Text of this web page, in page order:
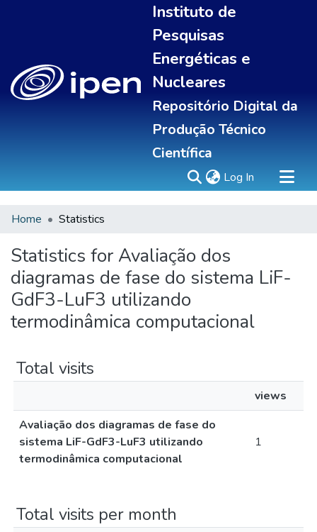
Instituto de
Pesquisas
Energéticas e
Nucleares
Repositório Digital da
Produção Técnico
Científica
Log In (current)
Sobre
Portal do pesquisador
Communities & Collections
All of DSpace
Statistics
Home Statistics
Statistics for Avaliação dos
diagramas de fase do sistema LiF-
GdF3-LuF3 utilizando
termodinâmica computacional
Total visits
views
Avaliação dos diagramas de fase do
sistema LiF-GdF3-LuF3 utilizando
termodinâmica computacional
1
Total visits per month